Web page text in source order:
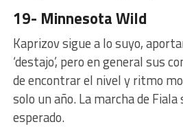
19- Minnesota Wild
Kaprizov sigue a lo suyo,
‘destajo’, pero en general sus
de encontrar el nivel y ritmo
solo un año. La marcha de
esperado.